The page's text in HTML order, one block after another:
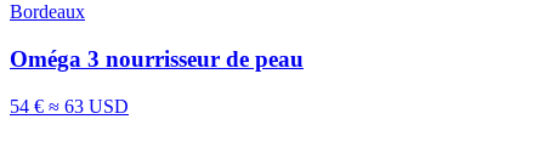
Bordeaux
Oméga 3 nourrisseur de peau
54 € ≈ 63 USD